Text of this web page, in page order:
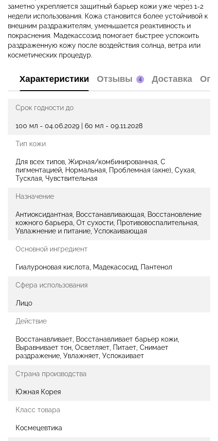
заметно укрепляется защитный барьер кожи уже через 1-2
недели использования. Кожа становится более устойчивой к
внешним раздражителям, уменьшается реактивность и
покраснения. Мадекассозид помогает быстрее успокоить
раздраженную кожу после воздействия солнца, ветра или
косметических процедур.
Характеристики Отзывы 4 Доставка
Срок годности до
100 мл - 04.06.2029 | 60 мл - 09.11.2028
Тип кожи
Для всех типов, Жирная/комбинированная, С
пигментацией, Нормальная, Проблемная (акне), Сухая,
Тусклая, Чувствительная
Назначение
Антиоксидантная, Восстанавливающая, Восстановление
кожного барьера, От сухости, Противовоспалительная,
Увлажнение и питание, Успокаивающая
Основной ингредиент
Гиалуроновая кислота, Мадекасосид, Пантенол
Сфера использования
Лицо
Действие
Восстанавливает, Восстанавливает барьер кожи,
Выравнивает тон, Осветляет, Питает, Снимает
раздражение, Увлажняет, Успокаивает
Страна производства
Южная Корея
Класс товара
Космецевтика